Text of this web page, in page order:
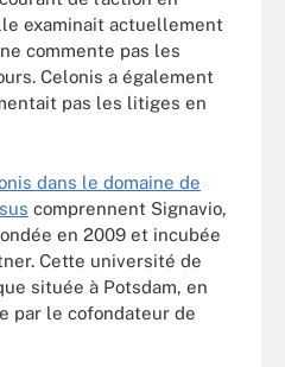
examinait actuellement
commente pas les
Celonis a également
pas les litiges en
dans le domaine de
comprennent Signavio,
en 2009 et incubée
Cette université de
située à Potsdam, en
par le cofondateur de